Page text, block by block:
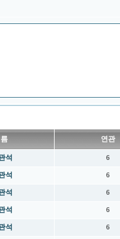
연관
석 6
석 6
석 6
석 6
석 6